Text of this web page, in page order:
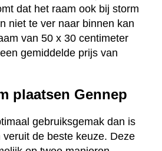
dat het raam ook bij storm
niet te ver naar binnen kan
van 50 x 30 centimeter
gemiddelde prijs van
plaatsen Gennep
gebruiksgemak dan is
de beste keuze. Deze